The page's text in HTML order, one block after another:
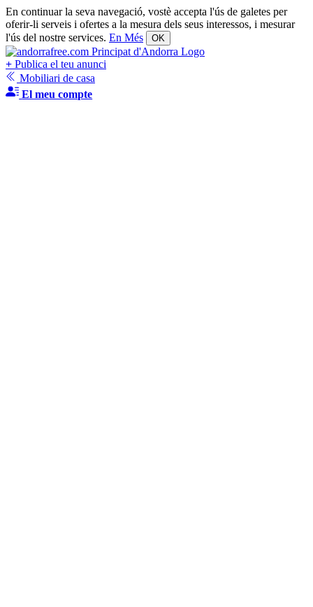
En continuar la seva navegació, vostè accepta l'ús de galetes per
oferir-li serveis i ofertes a la mesura dels seus interessos, i mesurar
l'ús del nostre services. En Més OK
+ Publica el teu anunci
Mobiliari de casa
El meu compte